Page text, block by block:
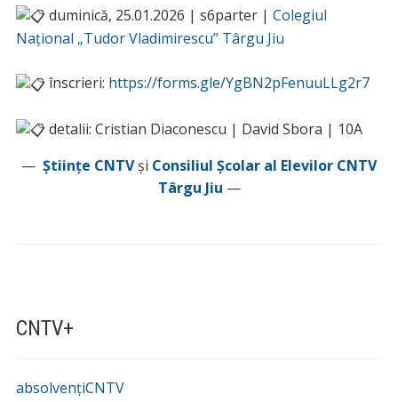
CNTV+
absolvențiCNTV
duminică, 25.01.2026 | s6parter | Colegiul
Național „Tudor Vladimirescu” Târgu Jiu
înscrieri: https://forms.gle/YgBN2pFenuuLLg2r7
detalii: Cristian Diaconescu | David Sbora | 10A
— Științe CNTVşi Consiliul Școlar al Elevilor CNTV
Târgu Jiu —